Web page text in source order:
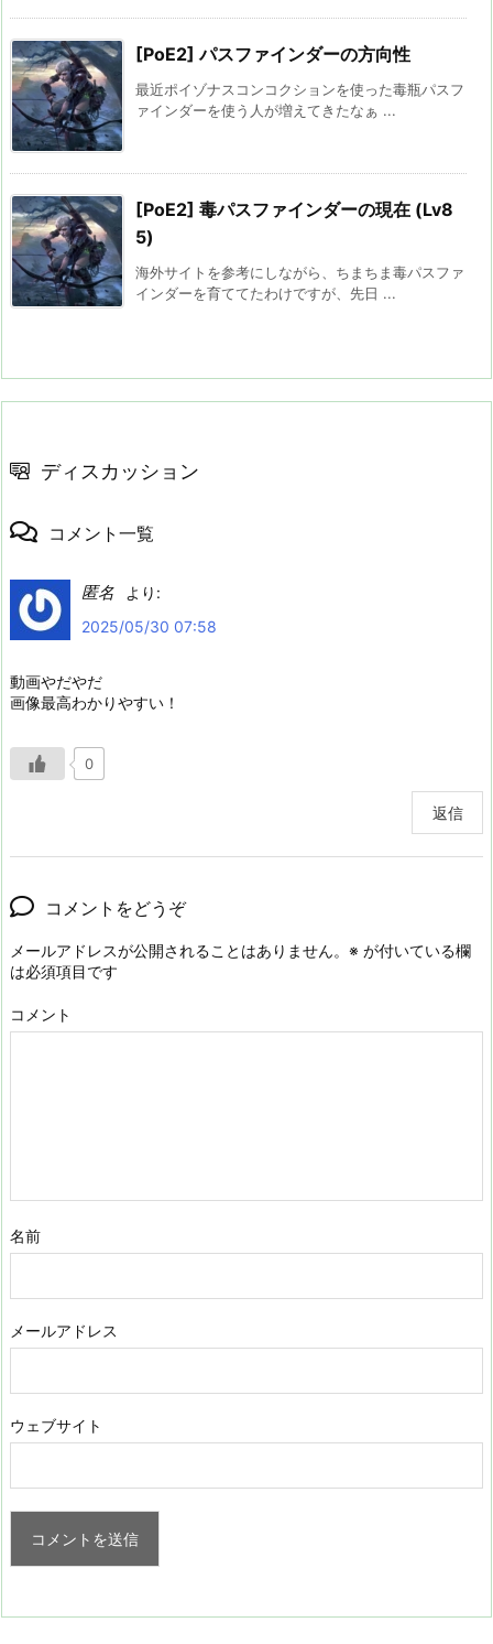
[PoE2] パスファインダーの方向性
最近ポイゾナスコンコクションを使った毒瓶パスフ
ァインダーを使う人が増えてきたなぁ ...
[PoE2] 毒パスファインダーの現在 (Lv8
5)
海外サイトを参考にしながら、ちまちま毒パスファ
インダーを育ててたわけですが、先日 ...
ディスカッション
コメント一覧
匿名
より:
2025/05/30 07:58
動画やだやだ
画像最高わかりやすい！
0
返信
コメントをどうぞ
メールアドレスが公開されることはありません。 ※ が付いている欄
は必須項目です
コメント
名前
メールアドレス
ウェブサイト